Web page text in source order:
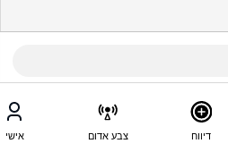
דיווח צבע אדום אישי